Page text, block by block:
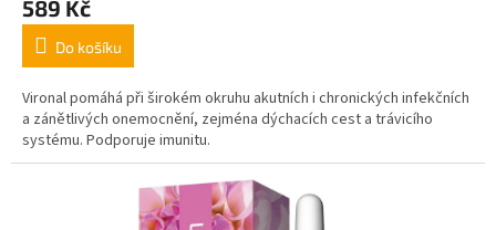
589 Kč
Do košíku
Vironal pomáhá při širokém okruhu akutních i chronických infekčních
a zánětlivých onemocnění, zejména dýchacích cest a trávicího
systému. Podporuje imunitu.